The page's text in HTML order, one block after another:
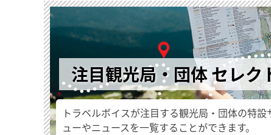
注目観光局・団体 セレク
トラベルボイスが注目する観光局・団体の特
ューやニュースを一覧することができます。